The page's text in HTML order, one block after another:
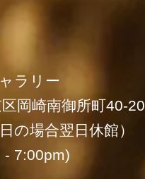
ラリー
岡崎南御所町40-20
の場合翌日休館）
- 7:00pm)